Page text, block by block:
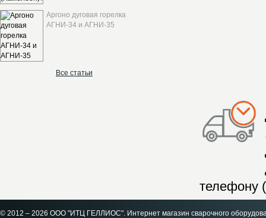
Аргоно дуговая горелка
АГНИ-34 и АГНИ-35
Все статьи
телефону
© 2012 – 2026 ООО "ИТЦ ГЕЛЛИОС". Интернет магазин сварочного